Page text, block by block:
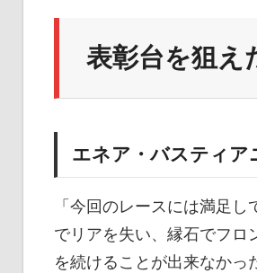
表彰台を狙え
エネア・バスティア
「今回のレースには満足
でリアを失い、縁石でフロ
を続けることが出来なかっ